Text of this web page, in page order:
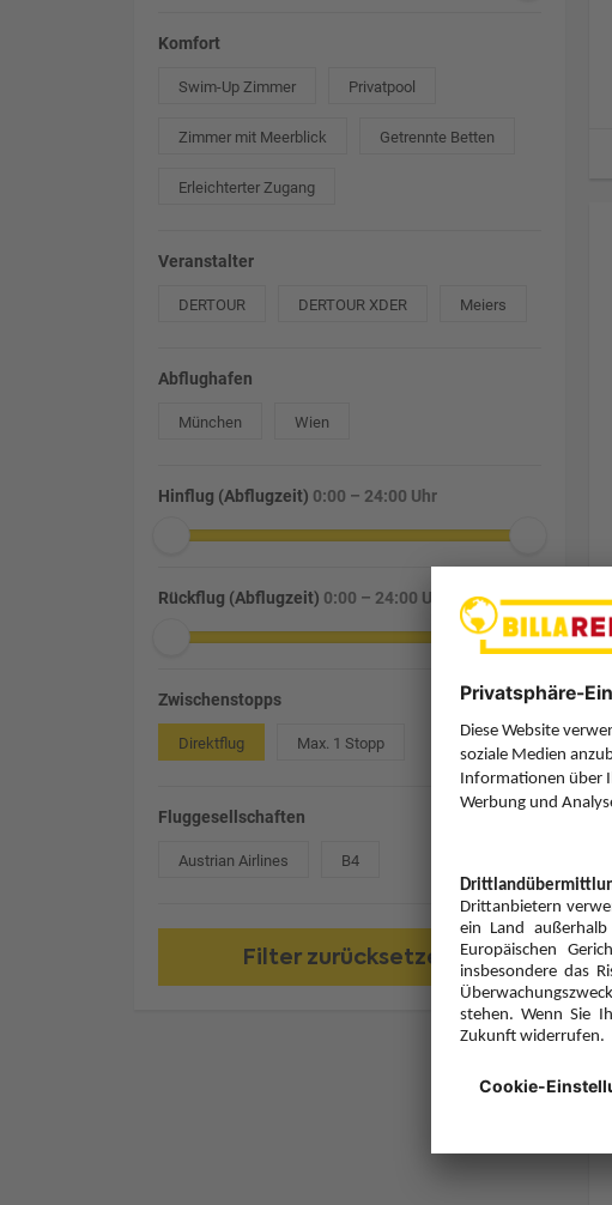
Komfort
Swim-Up Zimmer Privatpool
Zimmer mit Meerblick Getrennte Betten
Erleichterter Zugang
Veranstalter
DERTOUR DERTOUR XDER Meiers
Abflughafen
München Wien
Hinflug (Abflugzeit) 0:00 – 24:00 Uhr
Rückflug (Abflugzeit) 0:00 – 24:00 Uhr
Zwischenstopps
Direktflug Max. 1 Stopp
Fluggesellschaften
Austrian Airlines B4
Filter zurücksetzen